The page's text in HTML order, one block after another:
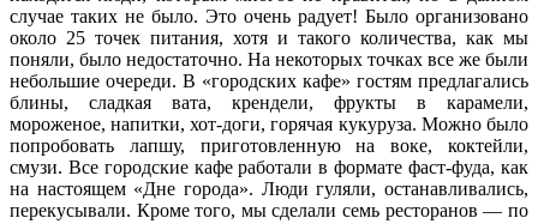
случае таких не было. Это очень радует! Было организовано
около 25 точек питания, хотя и такого количества, как мы
поняли, было недостаточно. На некоторых точках все же были
небольшие очереди. В «городских кафе» гостям предлагались
блины, сладкая вата, крендели, фрукты в карамели,
мороженое, напитки, хот-доги, горячая кукуруза. Можно было
попробовать лапшу, приготовленную на воке, коктейли,
смузи. Все городские кафе работали в формате фаст-фуда, как
на настоящем «Дне города». Люди гуляли, останавливались,
перекусывали. Кроме того, мы сделали семь ресторанов — по